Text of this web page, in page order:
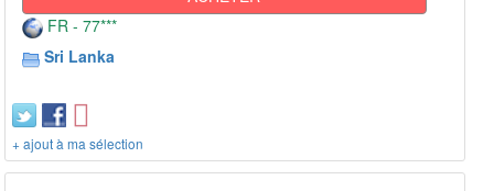
FR - 77***
Sri Lanka
+ ajout à ma sélection